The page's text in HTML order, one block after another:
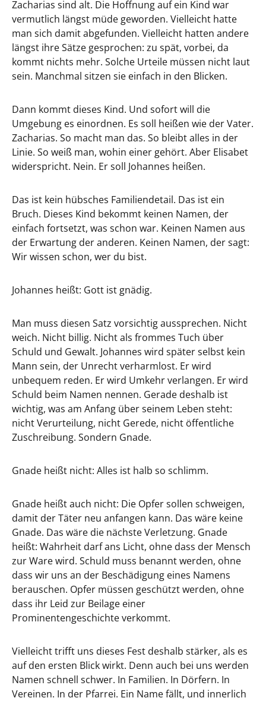
Zacharias sind alt. Die Hoffnung auf ein Kind war
vermutlich längst müde geworden. Vielleicht hatte
man sich damit abgefunden. Vielleicht hatten andere
längst ihre Sätze gesprochen: zu spät, vorbei, da
kommt nichts mehr. Solche Urteile müssen nicht laut
sein. Manchmal sitzen sie einfach in den Blicken.
Dann kommt dieses Kind. Und sofort will die
Umgebung es einordnen. Es soll heißen wie der Vater.
Zacharias. So macht man das. So bleibt alles in der
Linie. So weiß man, wohin einer gehört. Aber Elisabet
widerspricht. Nein. Er soll Johannes heißen.
Das ist kein hübsches Familiendetail. Das ist ein
Bruch. Dieses Kind bekommt keinen Namen, der
einfach fortsetzt, was schon war. Keinen Namen aus
der Erwartung der anderen. Keinen Namen, der sagt:
Wir wissen schon, wer du bist.
Johannes heißt: Gott ist gnädig.
Man muss diesen Satz vorsichtig aussprechen. Nicht
weich. Nicht billig. Nicht als frommes Tuch über
Schuld und Gewalt. Johannes wird später selbst kein
Mann sein, der Unrecht verharmlost. Er wird
unbequem reden. Er wird Umkehr verlangen. Er wird
Schuld beim Namen nennen. Gerade deshalb ist
wichtig, was am Anfang über seinem Leben steht:
nicht Verurteilung, nicht Gerede, nicht öffentliche
Zuschreibung. Sondern Gnade.
Gnade heißt nicht: Alles ist halb so schlimm.
Gnade heißt auch nicht: Die Opfer sollen schweigen,
damit der Täter neu anfangen kann. Das wäre keine
Gnade. Das wäre die nächste Verletzung. Gnade
heißt: Wahrheit darf ans Licht, ohne dass der Mensch
zur Ware wird. Schuld muss benannt werden, ohne
dass wir uns an der Beschädigung eines Namens
berauschen. Opfer müssen geschützt werden, ohne
dass ihr Leid zur Beilage einer
Prominentengeschichte verkommt.
Vielleicht trifft uns dieses Fest deshalb stärker, als es
auf den ersten Blick wirkt. Denn auch bei uns werden
Namen schnell schwer. In Familien. In Dörfern. In
Vereinen. In der Pfarrei. Ein Name fällt, und innerlich